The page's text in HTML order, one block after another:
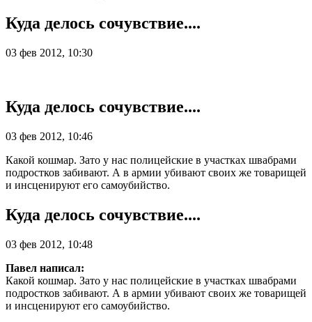
Куда делось сочувствие....
03 фев 2012, 10:30
Куда делось сочувствие....
03 фев 2012, 10:46
Какой кошмар. Зато у нас полицейские в участках швабрами
подростков забивают. А в армии убивают своих же товарищей
и инсценируют его самоубийство.
Куда делось сочувствие....
03 фев 2012, 10:48
Павел написал:
Какой кошмар. Зато у нас полицейские в участках швабрами
подростков забивают. А в армии убивают своих же товарищей
и инсценируют его самоубийство.